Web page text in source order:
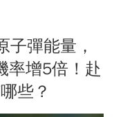
子彈能量，
率增5倍！赴
些？